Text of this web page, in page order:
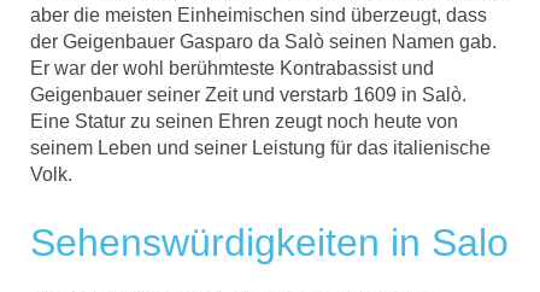
aber die meisten Einheimischen sind überzeugt, dass
der Geigenbauer Gasparo da Salò seinen Namen gab.
Er war der wohl berühmteste Kontrabassist und
Geigenbauer seiner Zeit und verstarb 1609 in Salò.
Eine Statur zu seinen Ehren zeugt noch heute von
seinem Leben und seiner Leistung für das italienische
Volk.
Sehenswürdigkeiten in Salo